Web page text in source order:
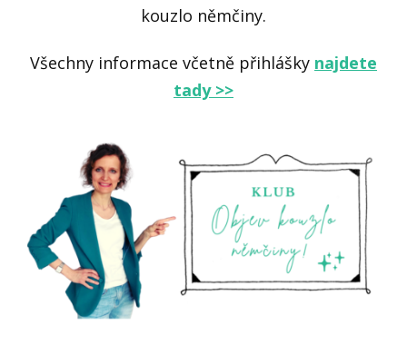
kouzlo němčiny.
Všechny informace včetně přihlášky najdete
tady >>